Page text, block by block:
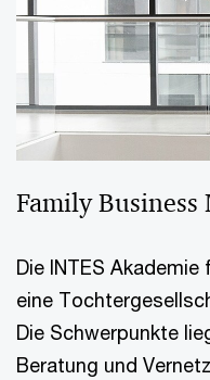
Family Business
Die INTES
eine
Die Schwerpunkte
Beratung und